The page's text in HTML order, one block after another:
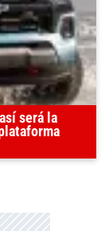
será la